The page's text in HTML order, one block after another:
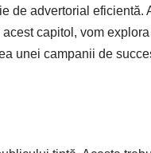
de advertorial eficientă.
capitol, vom
unei campanii de